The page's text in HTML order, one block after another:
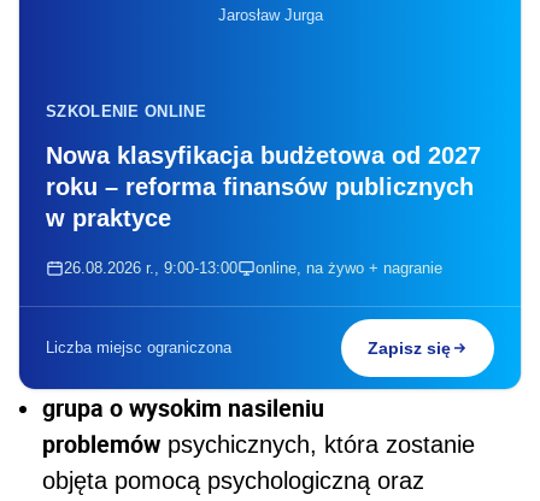
Jarosław Jurga
SZKOLENIE ONLINE
Nowa klasyfikacja budżetowa od 2027
roku – reforma finansów publicznych
w praktyce
26.08.2026 r., 9:00-13:00 online, na żywo + nagranie
Liczba miejsc ograniczona Zapisz się
grupa o wysokim nasileniu
problemów psychicznych, która zostanie
objęta pomocą psychologiczną oraz